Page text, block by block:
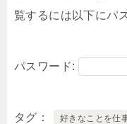
覧するには以下にパ
パスワード:
タグ 好きなことを仕